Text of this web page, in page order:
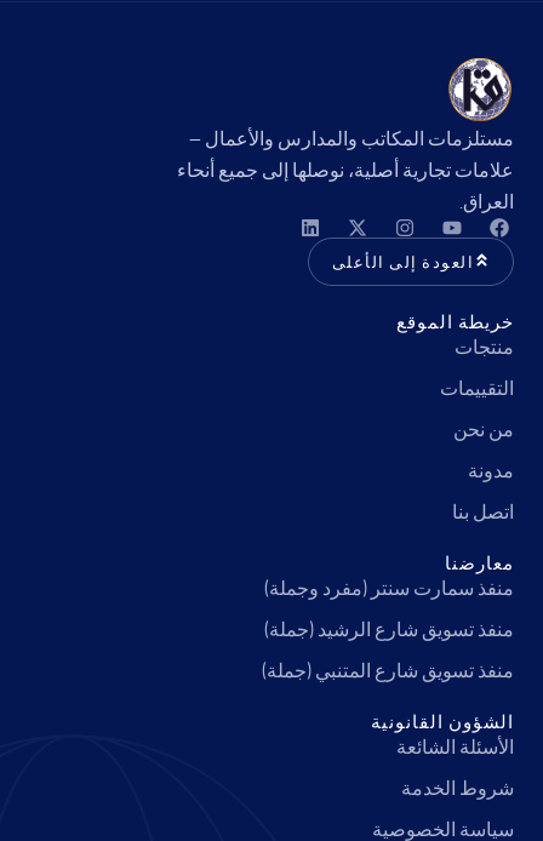
مستلزمات المكاتب والمدارس والأعمال —
علامات تجارية أصلية، نوصلها إلى جميع أنحاء
العراق.
العودة إلى الأعلى
خريطة الموقع
منتجات
التقييمات
من نحن
مدونة
اتصل بنا
معارضنا
منفذ سمارت سنتر (مفرد وجملة)
منفذ تسويق شارع الرشيد (جملة)
منفذ تسويق شارع المتنبي (جملة)
الشؤون القانونية
الأسئلة الشائعة
شروط الخدمة
سياسة الخصوصية